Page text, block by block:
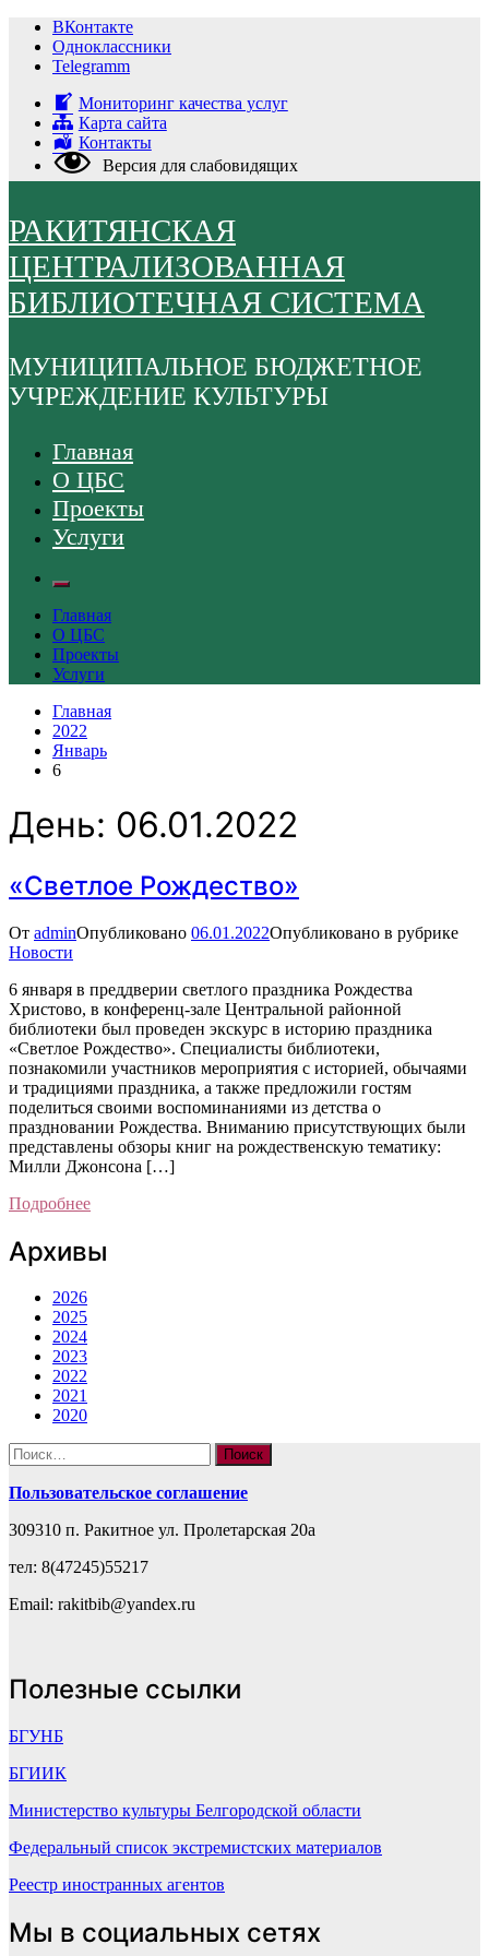
Перейти
содержимому
ВКонтакте
Одноклассники
Telegramm
Мониторинг качества услуг
Карта сайта
Контакты
Версия для слабовидящих
РАКИТЯНСКАЯ
ЦЕНТРАЛИЗОВАННАЯ
БИБЛИОТЕЧНАЯ СИСТЕМА
МУНИЦИПАЛЬНОЕ БЮДЖЕТНОЕ
УЧРЕЖДЕНИЕ КУЛЬТУРЫ
Главная
О ЦБС
Проекты
Услуги
Главная
О ЦБС
Проекты
Услуги
Главная
2022
Январь
6
День: 06.01.2022
«Светлое Рождество»
От adminОпубликовано 06.01.2022Опубликовано в рубрике
Новости
6 января в преддверии светлого праздника Рождества
Христово, в конференц-зале Центральной районной
библиотеки был проведен экскурс в историю праздника
«Светлое Рождество». Специалисты библиотеки,
познакомили участников мероприятия с историей, обычаями
и традициями праздника, а также предложили гостям
поделиться своими воспоминаниями из детства о
праздновании Рождества. Вниманию присутствующих были
представлены обзоры книг на рождественскую тематику:
Милли Джонсона […]
Подробнее
Архивы
2026
2025
2024
2023
2022
2021
2020
Найти:
Пользовательское соглашение
309310 п. Ракитное ул. Пролетарская 20а
тел: 8(47245)55217
Email: rakitbib@yandex.ru
Полезные ссылки
БГУНБ
БГИИК
Министерство культуры Белгородской области
Федеральный список экстремистских материалов
Реестр иностранных агентов
Мы в социальных сетях